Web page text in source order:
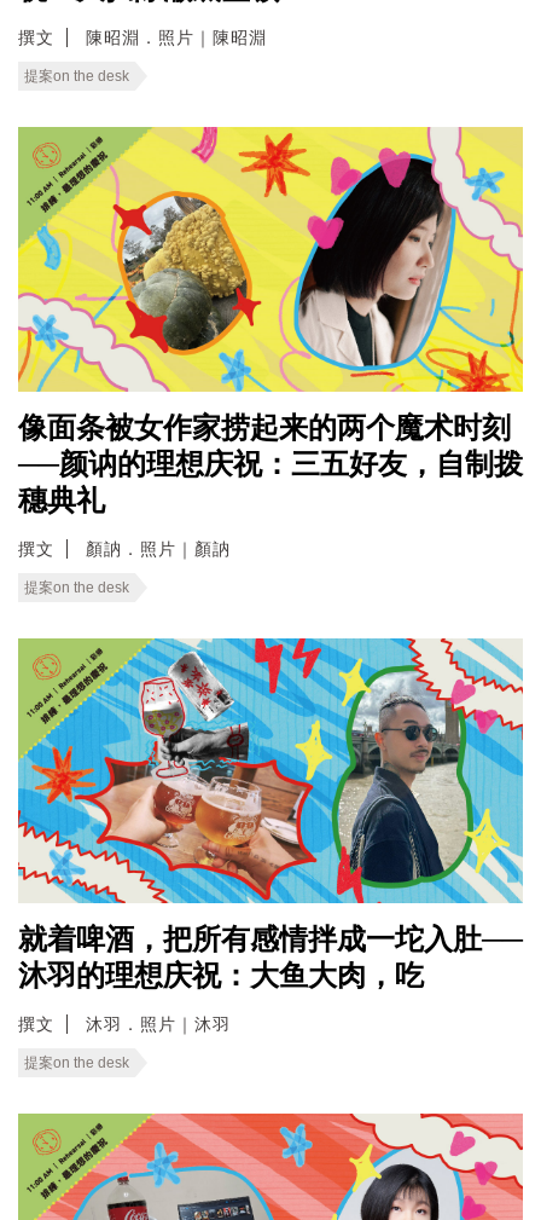
撰文 陳昭淵．照片｜陳昭淵
提案on the desk
像面条被女作家捞起来的两个魔术时刻
──颜讷的理想庆祝：三五好友，自制拨
穗典礼
撰文 顏訥．照片｜顏訥
提案on the desk
就着啤酒，把所有感情拌成一坨入肚──
沐羽的理想庆祝：大鱼大肉，吃
撰文 沐羽．照片｜沐羽
提案on the desk